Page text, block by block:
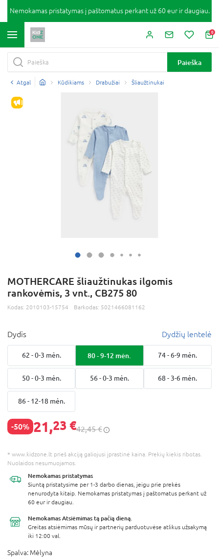
Nemokamas pristatymas į paštomatus perkant už 60 eur ir daugiau.
0
Paieška
Atgal Kūdikiams Drabužiai Šliaužtinukai
IŠPARDAVIMAS
MOTHERCARE šliaužtinukas ilgomis
rankovėmis, 3 vnt., CB275 80
Kodas: 2010103-15754 Barkodas: 5021466081162
Dydis Dydžių lentelė
62 - 0-3 mėn. 80 - 9-12 mėn. 74 - 6-9 mėn.
50 - 0-3 mėn. 56 - 0-3 mėn. 68 - 3-6 mėn.
86 - 12-18 mėn.
-50% 21,23 €42,45 €
* www.kidzone.lt prieš akciją galiojusi įprastinė kaina. Prekių kiekis ribotas.
Nuolaidos nesumuojamos.
Nemokamas pristatymas
Siuntą pristatysime per 1-3 darbo dienas, jeigu prie prekės
nenurodyta kitaip. Nemokamas pristatymas į paštomatus perkant už
60 eur ir daugiau.
Nemokamas Atsiėmimas tą pačią dieną.
Greitas atsiėmimas mūsų ir partnerių parduotuvėse atlikus užsakymą
iki 12:00 val.
Spalva: Mėlyna